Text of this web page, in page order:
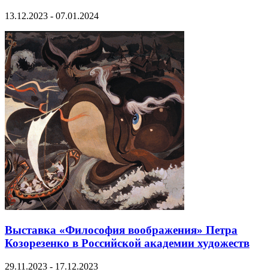
13.12.2023 - 07.01.2024
Выставка «Философия воображения» Петра
Козорезенко в Российской академии художеств
29.11.2023 - 17.12.2023